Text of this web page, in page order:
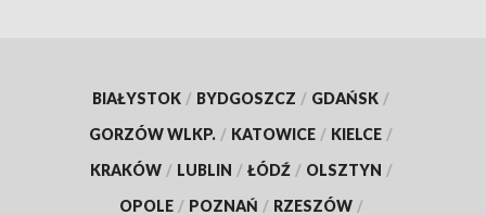
BIAŁYSTOK / BYDGOSZCZ / GDAŃSK /
GORZÓW WLKP. / KATOWICE / KIELCE /
KRAKÓW / LUBLIN / ŁÓDŹ / OLSZTYN /
OPOLE / POZNAŃ / RZESZÓW /